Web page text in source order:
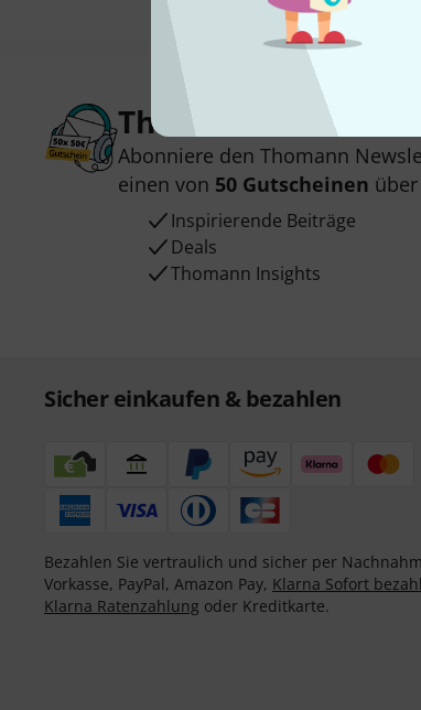
Thomann Newsletter
Abonniere den Thomann
einen von 50 Gutscheinen
Inspirierende Beiträge
Deals
Thomann Insights
Sicher einkaufen & bezahlen
Bezahlen Sie vertraulich und sicher per
Vorkasse, PayPal, Amazon Pay, Klarna Sofort
Klarna Ratenzahlung oder Kreditkarte.